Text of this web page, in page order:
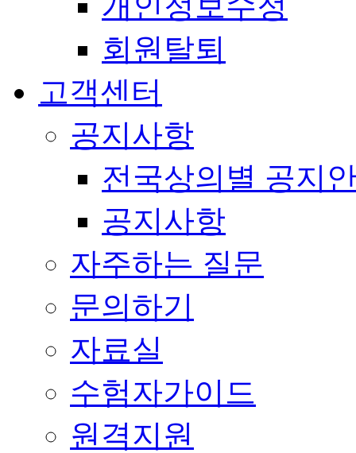
회원탈퇴
고객센터
공지사항
전국상의별 공지
공지사항
자주하는 질문
문의하기
자료실
수험자가이드
원격지원